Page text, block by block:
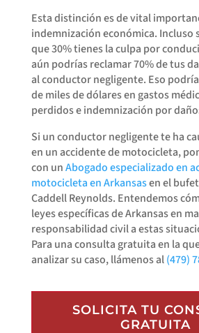
Esta distinción es de vital
indemnización económica. Incluso
que 30% tienes la culpa por
aún podrías reclamar 70% de tus
al conductor negligente. Eso
de miles de dólares en gastos
perdidos e indemnización por
Si un conductor negligente te ha
en un accidente de motocicleta,
con unAbogado especializado en
motocicleta en Arkansasen el
Caddell Reynolds. Entendemos
leyes específicas de Arkansas en
responsabilidad civil a estas
Para una consulta gratuita en la
analizar su caso, llámenos al(479)
SOLICITA TU
GRATUITA